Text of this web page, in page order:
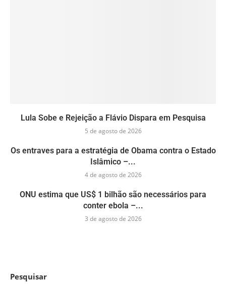
Lula Sobe e Rejeição a Flávio Dispara em Pesquisa
5 de agosto de 2026
Os entraves para a estratégia de Obama contra o Estado
Islâmico –...
4 de agosto de 2026
ONU estima que US$ 1 bilhão são necessários para
conter ebola –...
3 de agosto de 2026
Pesquisar